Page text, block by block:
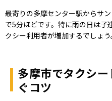
最寄りの多摩センター駅からサ
で5分ほどです。特に雨の日は子
クシー利用者が増加するでしょう
多摩市でタクシ
ぐコツ